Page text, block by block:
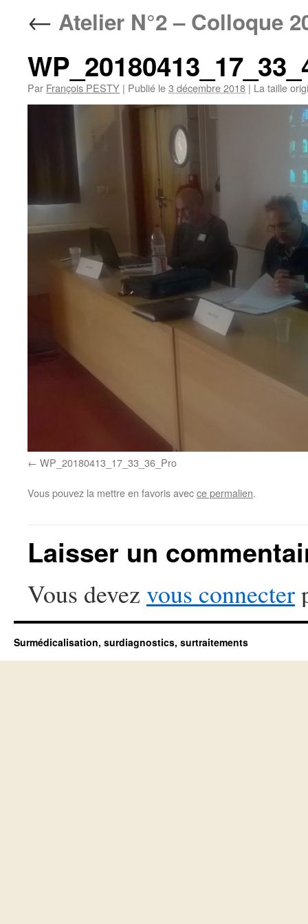
← Atelier N°2 – Colloque
Par François PESTY | Publié le3 décembre 2018 | La taille
WP_20180413_17_33_36_Pro
Vous pouvez la mettre en favoris avecce permalien.
Laisser un
Vous devez vous connecter
Surmédicalisation, surdiagnostics, surtraitements